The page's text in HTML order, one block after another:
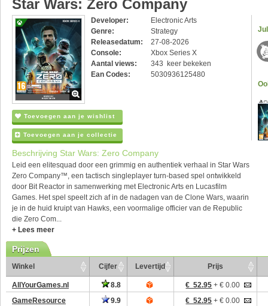
Star Wars: Zero Company
Developer:
Electronic Arts
Genre:
Strategy
Releasedatum:
27-08-2026
Console:
Xbox Series X
Aantal views:
343 keer bekeken
Ean Codes:
5030936125480
Toevoegen aan je wishlist
Toevoegen aan je collectie
Beschrijving Star Wars: Zero Company
Leid een elitesquad door een grimmig en authentiek verhaal in Star Wars
Zero Company™, een tactisch singleplayer turn-based spel ontwikkeld
door Bit Reactor in samenwerking met Electronic Arts en Lucasfilm
Games. Het spel speelt zich af in de nadagen van de Clone Wars, waarin
je in de huid kruipt van Hawks, een voormalige officier van de Republic
die Zero Com...
+ Lees meer
Prijzen
Winkel Cijfer Levertijd Prijs
AllYourGames.nl 8.8 € 52.95 + € 0.00
GameResource
9.9 € 52.95 + € 0.00